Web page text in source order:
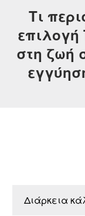
Τι
επιλογή
στη ζωή
Διάρκεια